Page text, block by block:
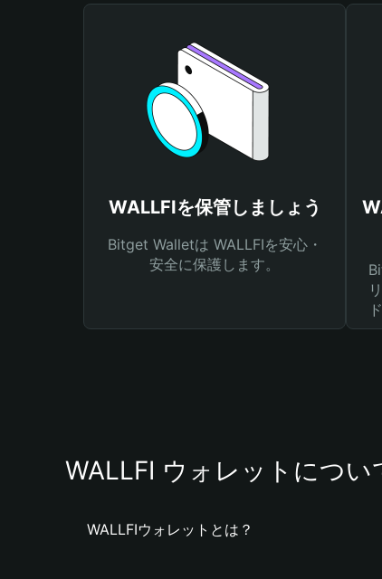
WALLFIを保管しましょう
Bitget Walletは WALLFIを安心・
安全に保護します。
WALLFI ウォレットについ
WALLFIウォレットとは？